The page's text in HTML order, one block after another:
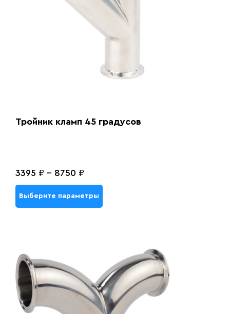
Тройник кламп 45 градусов
3395 ₽ - 8750 ₽
Выберите параметры